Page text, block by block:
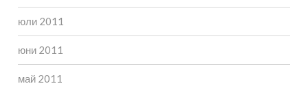
юли 2011
юни 2011
май 2011